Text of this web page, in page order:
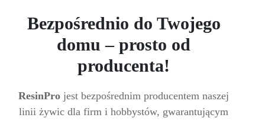
Bezpośrednio do Twojego
domu – prosto od
producenta!
ResinPro jest bezpośrednim producentem naszej
linii żywic dla firm i hobbystów, gwarantującym